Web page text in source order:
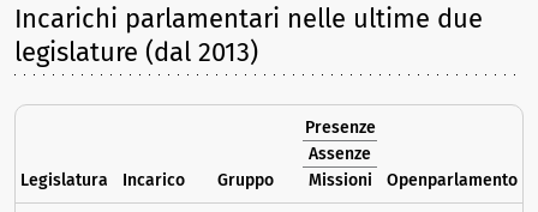
Incarichi parlamentari nelle ultime due
legislature (dal 2013)
Legislatura Incarico Gruppo
Presenze
Assenze
Missioni
Openparlamento